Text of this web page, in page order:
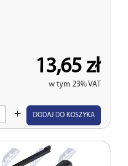
13,65 zł
w tym 23% VAT
DODAJ DO KOSZYKA